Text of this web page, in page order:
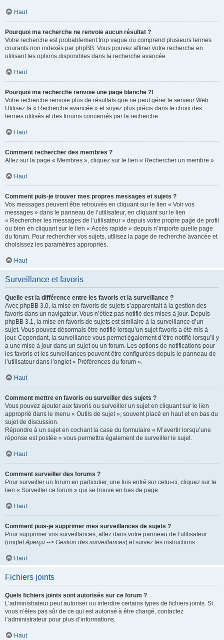
Haut
Pourquoi ma recherche ne renvoie aucun résultat ?
Votre recherche est probablement trop vague ou comprend plusieurs termes
courants non indexés par phpBB. Vous pouvez affiner votre recherche en
utilisant les options disponibles dans la recherche avancée.
Haut
Pourquoi ma recherche renvoie une page blanche ?!
Votre recherche renvoie plus de résultats que ne peut gérer le serveur Web.
Utilisez la « Recherche avancée » et soyez plus précis dans le choix des
termes utilisés et des forums concernés par la recherche.
Haut
Comment rechercher des membres ?
Allez sur la page « Membres », cliquez sur le lien « Rechercher un membre ».
Haut
Comment puis-je trouver mes propres messages et sujets ?
Vos messages peuvent être retrouvés en cliquant sur le lien « Voir vos
messages » dans le panneau de l’utilisateur, en cliquant sur le lien
« Rechercher les messages de l’utilisateur » depuis votre propre page de profil
ou bien en cliquant sur le lien « Accès rapide » depuis n’importe quelle page
du forum. Pour rechercher vos sujets, utilisez la page de recherche avancée et
choisissez les paramètres appropriés.
Haut
Surveillance et favoris
Quelle est la différence entre les favoris et la surveillance ?
Avec phpBB 3.0, la mise en favoris de sujets s’apparentait à la gestion des
favoris dans un navigateur. Vous n’étiez pas notifié des mises à jour. Depuis
phpBB 3.1, la mise en favoris de sujets est similaire à la surveillance d’un
sujet. Vous pouvez désormais être notifié lorsqu’un sujet favoris a été mis à
jour. Cependant, la surveillance vous permet également d’être notifié lorsqu’il y
a une mise à jour dans un sujet ou un forum. Les options de notifications pour
les favoris et les surveillances peuvent être configurées depuis le panneau de
l’utilisateur dans l’onglet « Préférences du forum ».
Haut
Comment mettre en favoris ou surveiller des sujets ?
Vous pouvez ajouter aux favoris ou surveiller un sujet en cliquant sur le lien
approprié dans le menu « Outils de sujet », souvent placé en haut et en bas du
sujet de discussion.
Répondre à un sujet en cochant la case du formulaire « M’avertir lorsqu’une
réponse est postée » vous permettra également de surveiller le sujet.
Haut
Comment surveiller des forums ?
Pour surveiller un forum en particulier, une fois entré sur celui-ci, cliquez sur le
lien « Surveiller ce forum » qui se trouve en bas de page.
Haut
Comment puis-je supprimer mes surveillances de sujets ?
Pour supprimer vos surveillances, allez dans votre panneau de l’utilisateur
(ongletAperçu --> Gestion des surveillances) et suivez les instructions.
Haut
Fichiers joints
Quels fichiers joints sont autorisés sur ce forum ?
L’administrateur peut autoriser ou interdire certains types de fichiers joints. Si
vous n’êtes pas sûr de ce qui est autorisé à être chargé, contactez
l’administrateur pour plus d’informations.
Haut